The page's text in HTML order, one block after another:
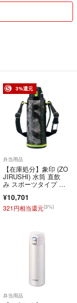
3%還元
弁当用品
【在庫処分】象印 (ZO
JIRUSHI) 水筒 直飲
み スポーツタイプ ス
¥10,701
321円相当還元(3%)
弁当用品